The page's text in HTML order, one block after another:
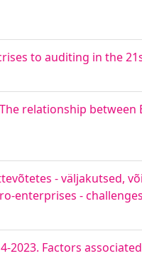
to auditing in the
relationship between
- väljakutsed,
enterprises -
2023. Factors